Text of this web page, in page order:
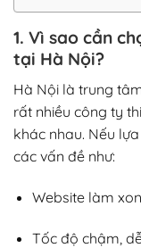
1. Vì sao cần
tại Hà Nội?
Hà Nội là trung
rất nhiều công ty
khác nhau. Nếu
các vấn đề như:
Website làm
Tốc độ chậm,